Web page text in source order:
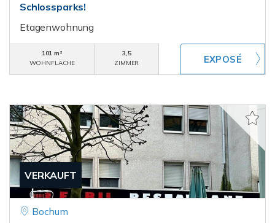
Schlossparks!
Etagenwohnung
101 m²
WOHNFLÄCHE
3,5
ZIMMER
VERKAUFT
Bochum